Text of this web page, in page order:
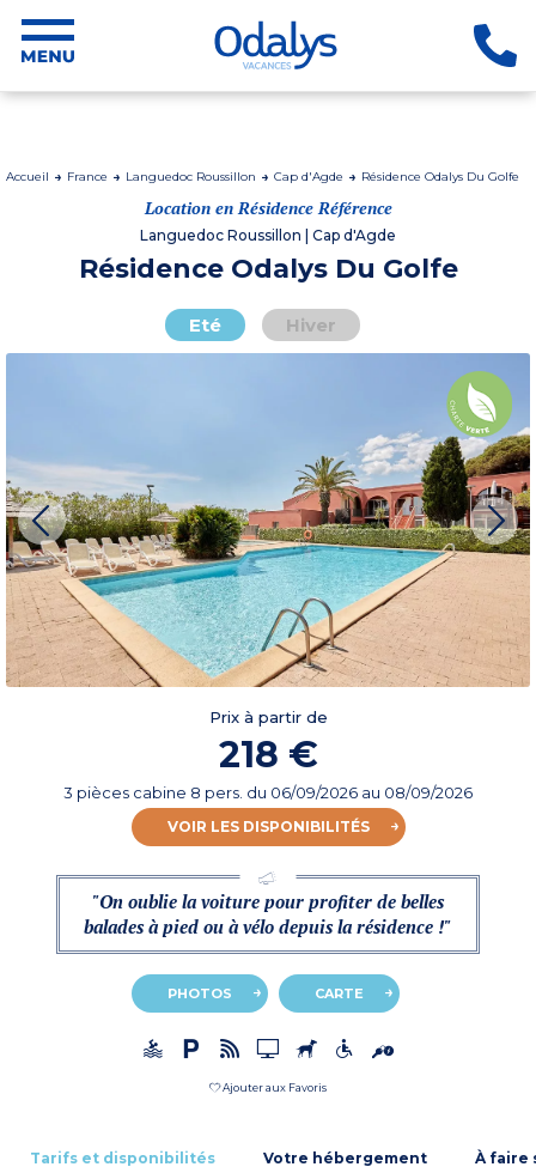
Accueil France Languedoc Roussillon Cap d'Agde Résidence Odalys Du Golfe
Location en Résidence Référence
Languedoc Roussillon | Cap d'Agde
Résidence Odalys Du Golfe
Eté Hiver
Prix à partir de
218 €
3 pièces cabine 8 pers. du 06/09/2026 au 08/09/2026
VOIR LES DISPONIBILITÉS
"On oublie la voiture pour profiter de belles
balades à pied ou à vélo depuis la résidence !"
PHOTOS CARTE
Ajouter aux Favoris
Tarifs et disponibilités Votre hébergement À faire